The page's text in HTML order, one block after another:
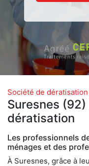
Société de dératisation
Suresnes
dératisation
Les professionnels
ménages et des
À Suresnes, grâce à